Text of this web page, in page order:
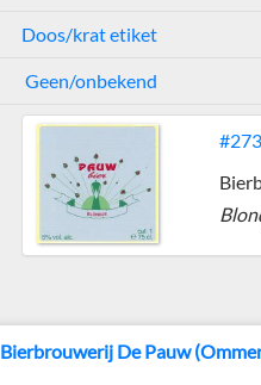
Doos/krat etiket
Geen/onbekend
Bierbrouwerij De Pauw